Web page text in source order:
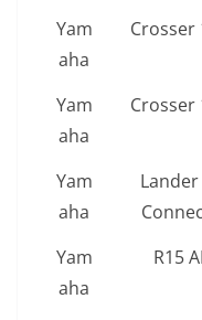
Yam
aha
Crosser
Yam
aha
Crosser
Yam
aha
Yam
aha
R15